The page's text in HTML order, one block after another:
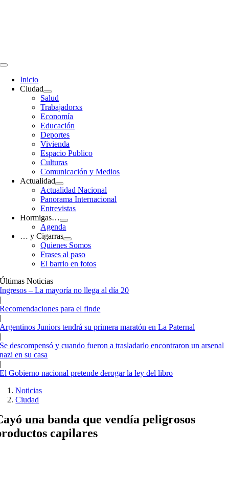
Toggle
Navigation
Inicio
Ciudad
Salud
Trabajadorxs
Economía
Educación
Deportes
Vivienda
Espacio Publico
Culturas
Comunicación y Medios
Actualidad
Actualidad Nacional
Panorama Internacional
Entrevistas
Hormigas…
Agenda
… y Cigarras
Quienes Somos
Frases al paso
El barrio en fotos
Últimas Noticias
Ingresos – La mayoría no llega al día 20
|
Recomendaciones para el finde
|
Argentinos Juniors tendrá su primera maratón en La Paternal
|
Se descompensó y cuando fueron a trasladarlo encontraron un arsenal
nazi en su casa
|
El Gobierno nacional pretende derogar la ley del libro
Noticias
Ciudad
una banda que vendía peligrosos
capilares